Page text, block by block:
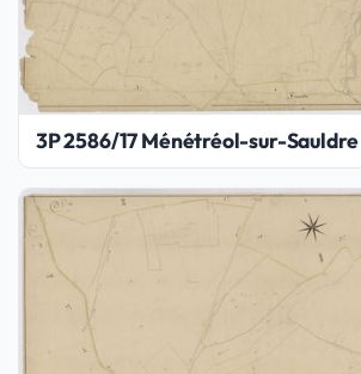
3P 2586/17 Ménétréol-sur-Sauldre